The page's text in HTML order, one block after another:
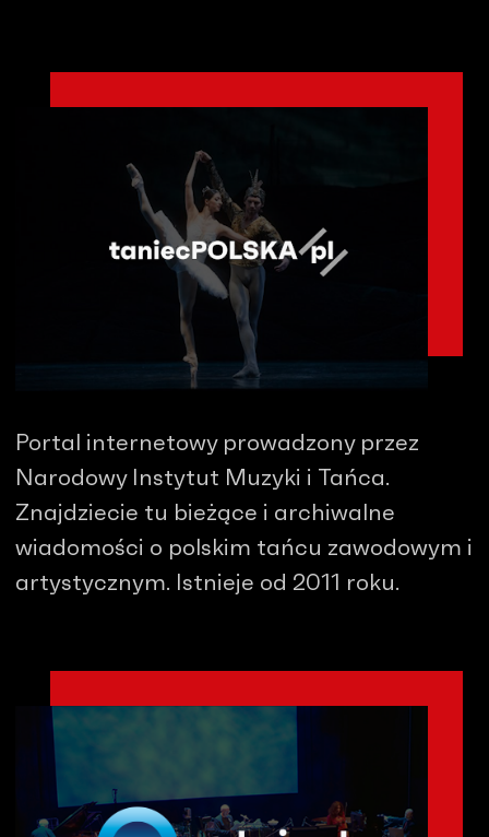
Portal internetowy prowadzony przez
Narodowy Instytut Muzyki i Tańca.
Znajdziecie tu bieżące i archiwalne
wiadomości o polskim tańcu zawodowym i
artystycznym. Istnieje od 2011 roku.